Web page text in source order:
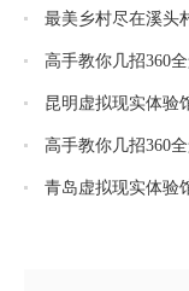
最美乡村尽在溪头
高手教你几招360
昆明虚拟现实体验
高手教你几招360
青岛虚拟现实体验